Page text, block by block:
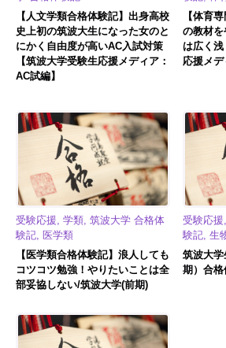
【人文学類合格体験記】出身高校
史上初の筑波大生になった女のと
にかく自由度が高いAC入試対策
【筑波大学受験生応援メディア：
AC試編】
【体育
の教材
は広く
応援メデ
受験応援, 学類, 筑波大学 合格体
験記, 医学類
【医学類合格体験記】浪人しても
コツコツ勉強！やりたいことは全
部妥協しない/筑波大学(前期)
受験応
験記, 生
筑波大
期）合